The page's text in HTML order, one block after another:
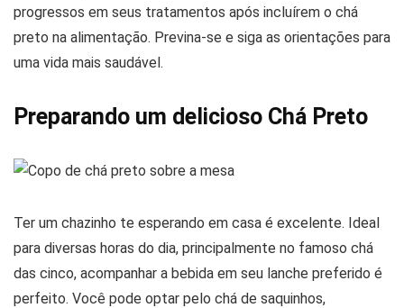
progressos em seus tratamentos após incluírem o chá
preto na alimentação. Previna-se e siga as orientações para
uma vida mais saudável.
Preparando um delicioso Chá Preto
Ter um chazinho te esperando em casa é excelente. Ideal
para diversas horas do dia, principalmente no famoso chá
das cinco, acompanhar a bebida em seu lanche preferido é
perfeito. Você pode optar pelo chá de saquinhos,